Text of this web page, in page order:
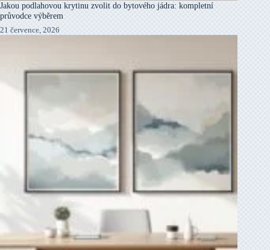
Jakou podlahovou krytinu zvolit do bytového jádra: kompletní
průvodce výběrem
21 července, 2026